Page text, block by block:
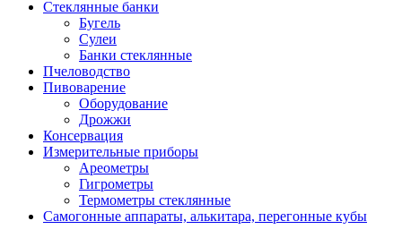
Стеклянные банки
Бугель
Сулеи
Банки стеклянные
Пчеловодство
Пивоварение
Оборудование
Дрожжи
Консервация
Измерительные приборы
Ареометры
Гигрометры
Термометры стеклянные
Самогонные аппараты, алькитара, перегонные кубы